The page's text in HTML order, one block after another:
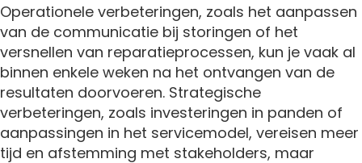
Operationele verbeteringen, zoals het aanpassen
van de communicatie bij storingen of het
versnellen van reparatieprocessen, kun je vaak al
binnen enkele weken na het ontvangen van de
resultaten doorvoeren. Strategische
verbeteringen, zoals investeringen in panden of
aanpassingen in het servicemodel, vereisen meer
tijd en afstemming met stakeholders, maar